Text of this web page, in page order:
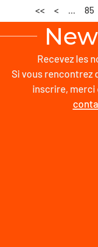
<< < ... 85
Recevez les
Si vous rencontrez
inscrire, merci